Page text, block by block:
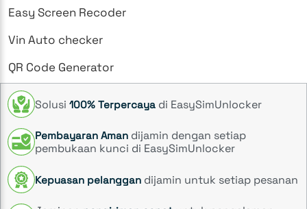
Easy Screen Recoder
Vin Auto checker
QR Code Generator
Solusi 100% Terpercaya di EasySimUnlocker
Pembayaran Aman dijamin dengan setiap
pembukaan kunci di EasySimUnlocker
Kepuasan pelanggan dijamin untuk setiap pesanan